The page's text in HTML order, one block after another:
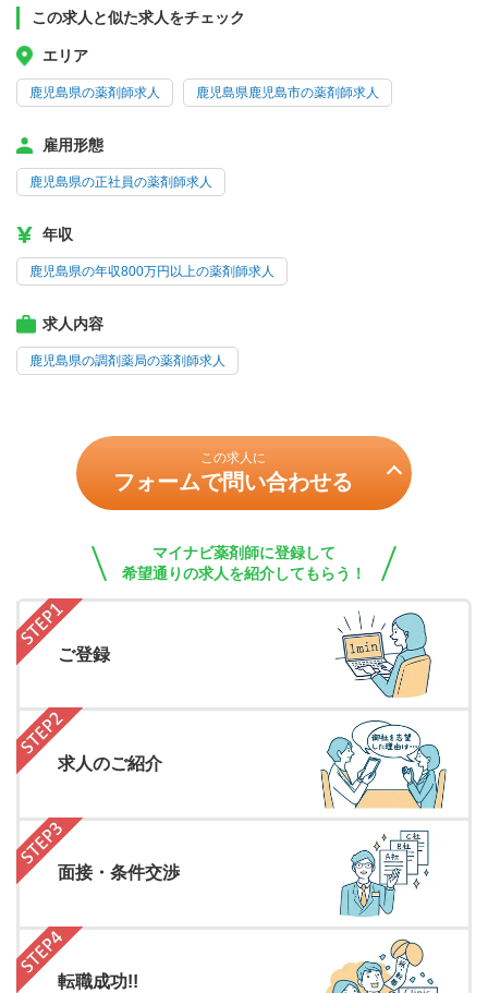
この求人と似た求人をチェック
エリア
鹿児島県の薬剤師求人 鹿児島県鹿児島市の薬剤師求人
雇用形態
鹿児島県の正社員の薬剤師求人
年収
鹿児島県の年収800万円以上の薬剤師求人
求人内容
鹿児島県の調剤薬局の薬剤師求人
この求人に
フォームで問い合わせる
マイナビ薬剤師に登録して
希望通りの求人を紹介してもらう！
ご登録
求人のご紹介
面接・条件交渉
転職成功!!